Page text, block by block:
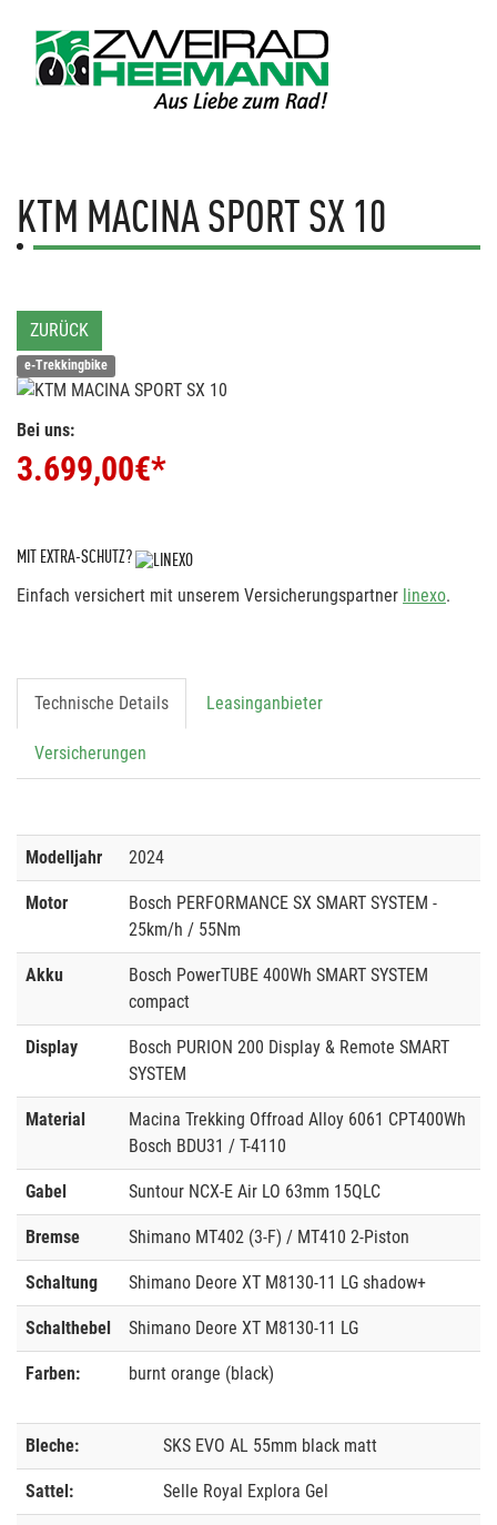
KTM MACINA SPORT SX 10
ZURÜCK
e-Trekkingbike
Bei uns:
3.699,00€*
MIT EXTRA-SCHUTZ?
Einfach versichert mit unserem Versicherungspartner linexo.
Technische Details Leasinganbieter
Versicherungen
Modelljahr 2024
Motor
Bosch PERFORMANCE SX SMART SYSTEM -
25km/h / 55Nm
Akku
Bosch PowerTUBE 400Wh SMART SYSTEM
compact
Display
Bosch PURION 200 Display & Remote SMART
SYSTEM
Material
Macina Trekking Offroad Alloy 6061 CPT400Wh
Bosch BDU31 / T-4110
Gabel Suntour NCX-E Air LO 63mm 15QLC
Bremse Shimano MT402 (3-F) / MT410 2-Piston
Schaltung Shimano Deore XT M8130-11 LG shadow+
Schalthebel Shimano Deore XT M8130-11 LG
Farben: burnt orange (black)
Bleche: SKS EVO AL 55mm black matt
Sattel: Selle Royal Explora Gel